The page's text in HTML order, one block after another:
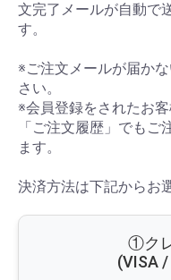
文完了メールが自動で
す。
※ご注文メールが届か
さい。
※会員登録をされたお
「ご注文履歴」でもご
ます。
決済方法は下記からお
①ク
(VISA